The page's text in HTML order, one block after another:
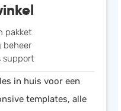
pakket
in huis voor een
templates, alle